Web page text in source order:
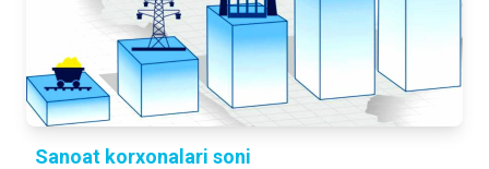
Sanoat korxonalari soni